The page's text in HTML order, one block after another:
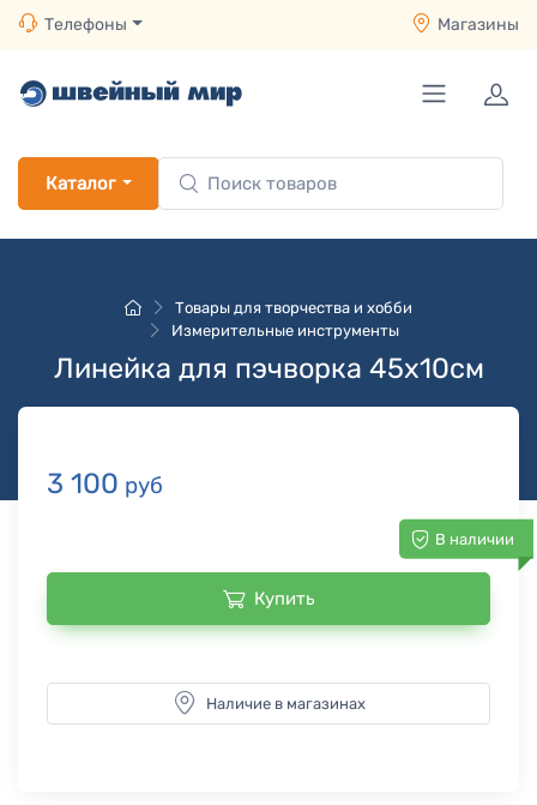
Телефоны Магазины
Каталог
Товары для творчества и хобби
Измерительные инструменты
Линейка для пэчворка 45х10см
3 100 руб
В наличии
Купить
Наличие в магазинах